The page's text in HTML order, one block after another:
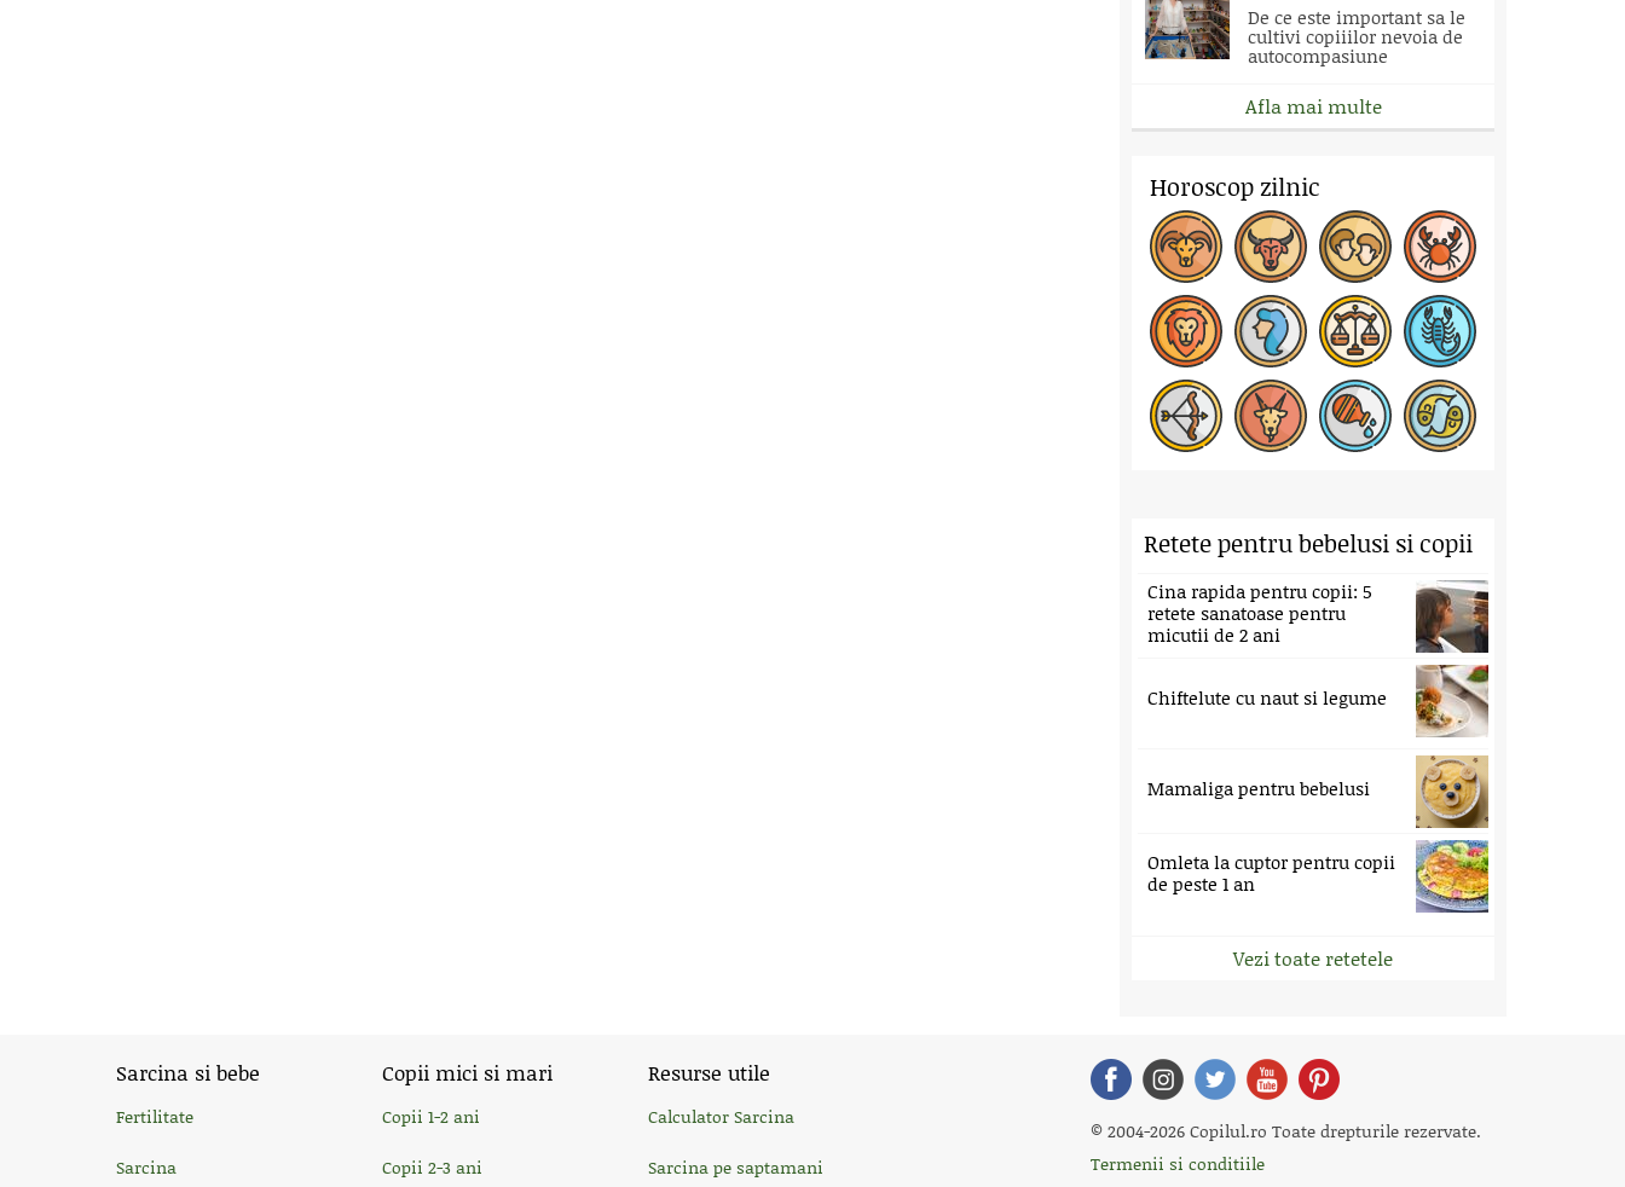
De ce este important sa le
cultivi copiiilor nevoia de
autocompasiune
Afla mai multe
Horoscop zilnic
Retete pentru bebelusi si copii
Cina rapida pentru copii: 5
retete sanatoase pentru
micutii de 2 ani
Chiftelute cu naut si legume
Mamaliga pentru bebelusi
Omleta la cuptor pentru copii
de peste 1 an
Vezi toate retetele
Sarcina si bebe
Fertilitate
Sarcina
Copii mici si mari
Copii 1-2 ani
Copii 2-3 ani
Resurse utile
Calculator Sarcina
Sarcina pe saptamani
© 2004-2026 Copilul.ro Toate drepturile rezervate.
Termenii si conditiile